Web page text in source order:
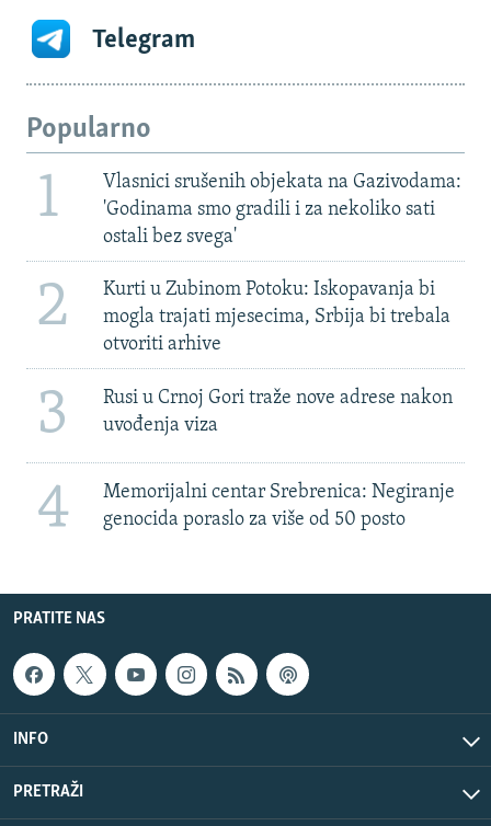
Telegram
Popularno
1
Vlasnici srušenih objekata na Gazivodama:
'Godinama smo gradili i za nekoliko sati
ostali bez svega'
2
Kurti u Zubinom Potoku: Iskopavanja bi
mogla trajati mjesecima, Srbija bi trebala
otvoriti arhive
3
Rusi u Crnoj Gori traže nove adrese nakon
uvođenja viza
4
Memorijalni centar Srebrenica: Negiranje
genocida poraslo za više od 50 posto
PRATITE NAS
INFO
PRETRAŽI